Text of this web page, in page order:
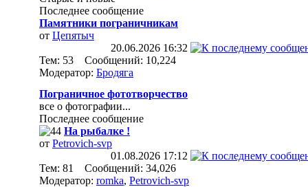
Последнее сообщение
Памятники пограничникам
от Цепятыч
20.06.2026 16:32
Тем: 53 Сообщений: 10,224
Модератор: Бродяга
Пограничное фототворчество
все о фотографии...
Последнее сообщение
На рыбалке !
от Petrovich-svp
01.08.2026 17:12
Тем: 81 Сообщений: 34,026
Модератор: romka, Petrovich-svp